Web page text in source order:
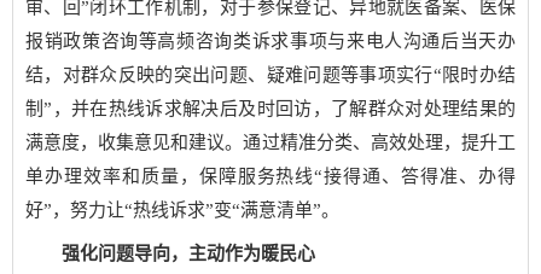
审、回”闭环工作机制，对于参保登记、异地就医备案、医保
报销政策咨询等高频咨询类诉求事项与来电人沟通后当天办
结，对群众反映的突出问题、疑难问题等事项实行“限时办结
制”，并在热线诉求解决后及时回访，了解群众对处理结果的
满意度，收集意见和建议。通过精准分类、高效处理，提升工
单办理效率和质量，保障服务热线“接得通、答得准、办得
好”，努力让“热线诉求”变“满意清单”。
强化问题导向，主动作为暖民心